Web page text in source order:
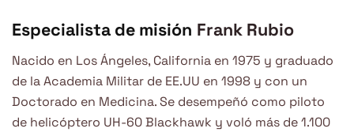
Especialista de misión Frank Rubio
Nacido en Los Ángeles, California en 1975 y graduado
de la Academia Militar de EE.UU en 1998 y con un
Doctorado en Medicina. Se desempeñó como piloto
de helicóptero UH-60 Blackhawk y voló más de 1.100